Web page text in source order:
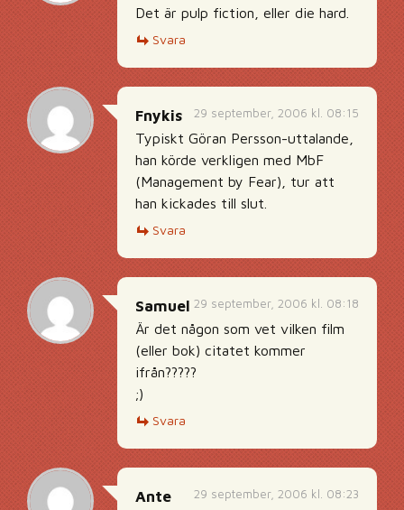
Det är pulp fiction, eller die hard.
Svara
29 september, 2006 kl. 08:15
Fnykis
Typiskt Göran Persson-uttalande,
han körde verkligen med MbF
(Management by Fear), tur att
han kickades till slut.
Svara
29 september, 2006 kl. 08:18
Samuel
Är det någon som vet vilken film
(eller bok) citatet kommer
ifrån?????
;)
Svara
29 september, 2006 kl. 08:23
Ante